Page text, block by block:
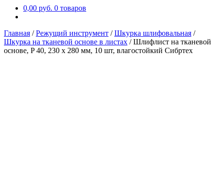
0,00 руб. 0 товаров
Главная /Режущий инструмент /Шкурка шлифовальная /
Шкурка на тканевой основе в листах /Шлифлист на тканевой
основе, P 40, 230 х 280 мм, 10 шт, влагостойкий Сибртех